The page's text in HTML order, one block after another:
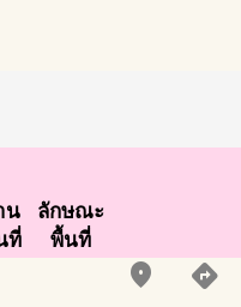
น
ที่
ลักษณะ
พื้นที่
place directions